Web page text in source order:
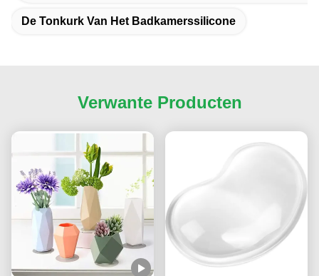
De Tonkurk Van Het Badkamerssilicone
Verwante Producten